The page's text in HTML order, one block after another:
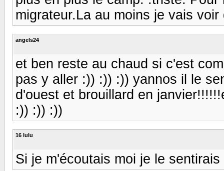
migrateur.La au moins je vais
angels24
et ben reste au chaud si c'est
pas y aller :)) :)) :)) yannos il le
d'ouest et brouillard en
:)) :)) :))
16 lulu
Si je m'écoutais moi je le